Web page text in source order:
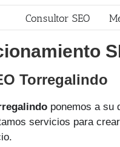
Consultor SEO
Torregalindo
ponemos a su
servicios para